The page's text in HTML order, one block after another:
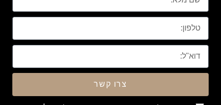
צרו קשר